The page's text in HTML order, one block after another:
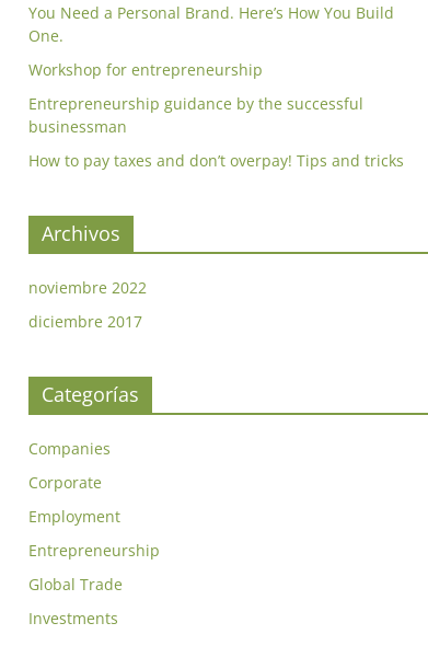
You Need a Personal Brand. Here’s How You Build
One.
Workshop for entrepreneurship
Entrepreneurship guidance by the successful
businessman
How to pay taxes and don’t overpay! Tips and tricks
Archivos
noviembre 2022
diciembre 2017
Categorías
Companies
Corporate
Employment
Entrepreneurship
Global Trade
Investments